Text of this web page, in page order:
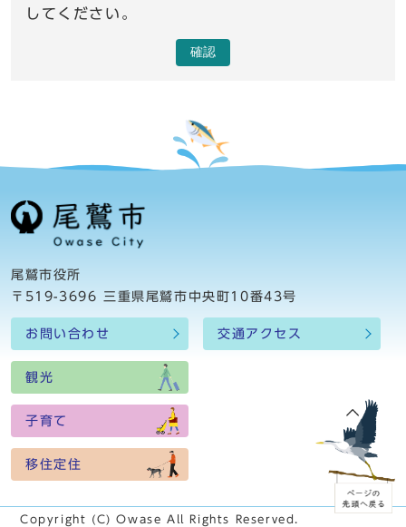
してください。
確認
尾鷲市役所
〒519-3696 三重県尾鷲市中央町10番43号
お問い合わせ 交通アクセス
観光
子育て
移住定住
Copyright (C) Owase All Rights Reserved.